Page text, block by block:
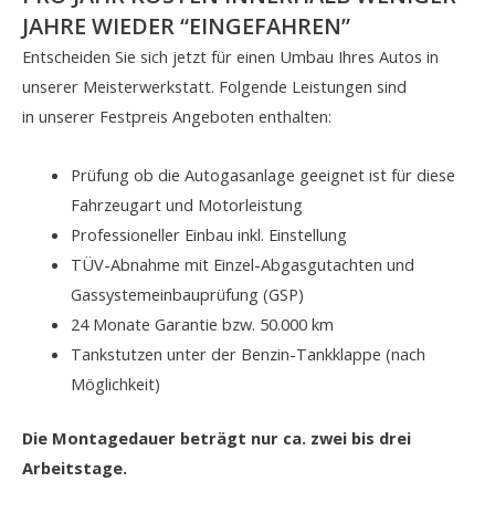
JAHRE WIEDER “EINGEFAHREN”
Entscheiden Sie sich jetzt für einen Umbau Ihres Autos in
unserer Meisterwerkstatt. Folgende Leistungen sind
in unserer Festpreis Angeboten enthalten:
Prüfung ob die Autogasanlage geeignet ist für diese
Fahrzeugart und Motorleistung
Professioneller Einbau inkl. Einstellung
TÜV-Abnahme mit Einzel-Abgasgutachten und
Gassystemeinbauprüfung (GSP)
24 Monate Garantie bzw. 50.000 km
Tankstutzen unter der Benzin-Tankklappe (nach
Möglichkeit)
Die Montagedauer beträgt nur ca. zwei bis drei
Arbeitstage.